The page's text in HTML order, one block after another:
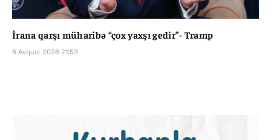
İrana qarşı müharibə “çox yaxşı gedir”- Tramp
6 Avqust 2026 21:53